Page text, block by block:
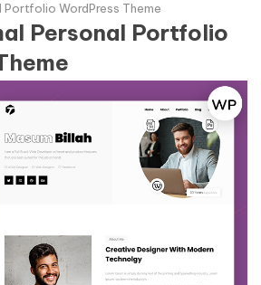
Portfolio WordPress Theme
Personal Portfolio